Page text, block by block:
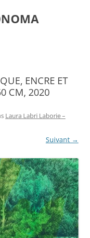
ENCRE ET
CM, 2020
Laura Labri Laborie –
Suivant →